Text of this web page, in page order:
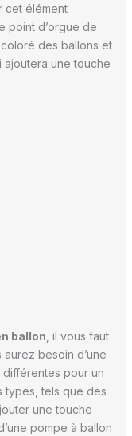
cet élément
point d’orgue de
des ballons et
une touche
ballon , il vous faut
besoin d’une
pour un
types, tels que des
une touche
pompe à ballon